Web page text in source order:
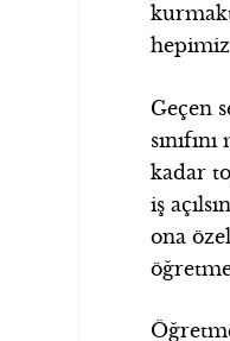
hepimiz
Geçen
kadar
iş
ona